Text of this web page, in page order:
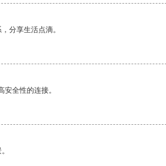
分享生活点滴。
全性的连接。